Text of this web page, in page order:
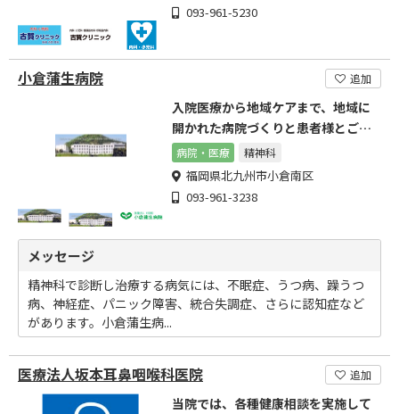
093-961-5230
小倉蒲生病院 追加
入院医療から地域ケアまで、地域に
開かれた病院づくりと患者様とご家
族の支援を目指します。
病院・医療 精神科
福岡県北九州市小倉南区
093-961-3238
メッセージ
精神科で診断し治療する病気には、不眠症、うつ病、躁うつ
病、神経症、パニック障害、統合失調症、さらに認知症など
があります。小倉蒲生病...
医療法人坂本耳鼻咽喉科医院 追加
当院では、各種健康相談を実施して